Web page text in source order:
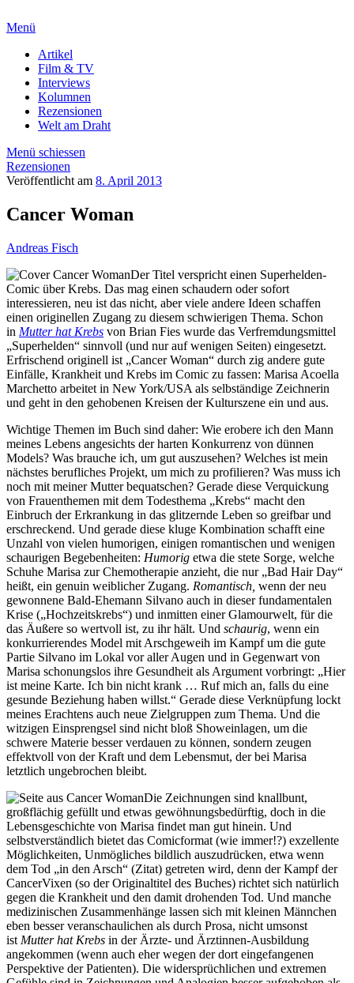
Menü
Artikel
Film & TV
Interviews
Kolumnen
Rezensionen
Welt am Draht
Menü schiessen
Rezensionen
Veröffentlicht am 8. April 2013
Cancer Woman
Andreas Fisch
Der Titel verspricht einen Superhelden-
Comic über Krebs. Das mag einen schaudern oder sofort
interessieren, neu ist das nicht, aber viele andere Ideen schaffen
einen originellen Zugang zu diesem schwierigen Thema. Schon
in Mutter hat Krebs von Brian Fies wurde das Verfremdungsmittel
„Superhelden“ sinnvoll (und nur auf wenigen Seiten) eingesetzt.
Erfrischend originell ist „Cancer Woman“ durch zig andere gute
Einfälle, Krankheit und Krebs im Comic zu fassen: Marisa Acoella
Marchetto arbeitet in New York/USA als selbständige Zeichnerin
und geht in den gehobenen Kreisen der Kulturszene ein und aus.
Wichtige Themen im Buch sind daher: Wie erobere ich den Mann
meines Lebens angesichts der harten Konkurrenz von dünnen
Models? Was brauche ich, um gut auszusehen? Welches ist mein
nächstes berufliches Projekt, um mich zu profilieren? Was muss ich
noch mit meiner Mutter bequatschen? Gerade diese Verquickung
von Frauenthemen mit dem Todesthema „Krebs“ macht den
Einbruch der Erkrankung in das glitzernde Leben so greifbar und
erschreckend. Und gerade diese kluge Kombination schafft eine
Unzahl von vielen humorigen, einigen romantischen und wenigen
schaurigen Begebenheiten: Humorig etwa die stete Sorge, welche
Schuhe Marisa zur Chemotherapie anzieht, die nur „Bad Hair Day“
heißt, ein genuin weiblicher Zugang. Romantisch, wenn der neu
gewonnene Bald-Ehemann Silvano auch in dieser fundamentalen
Krise („Hochzeitskrebs“) und inmitten einer Glamourwelt, für die
das Äußere so wertvoll ist, zu ihr hält. Und schaurig, wenn ein
konkurrierendes Model mit Arschgeweih im Kampf um die gute
Partie Silvano im Lokal vor aller Augen und in Gegenwart von
Marisa schonungslos ihre Gesundheit als Argument vorbringt: „Hier
ist meine Karte. Ich bin nicht krank … Ruf mich an, falls du eine
gesunde Beziehung haben willst.“ Gerade diese Verknüpfung lockt
meines Erachtens auch neue Zielgruppen zum Thema. Und die
witzigen Einsprengsel sind nicht bloß Showeinlagen, um die
schwere Materie besser verdauen zu können, sondern zeugen
effektvoll von der Kraft und dem Lebensmut, der bei Marisa
letztlich ungebrochen bleibt.
Die Zeichnungen sind knallbunt,
großflächig gefüllt und etwas gewöhnungsbedürftig, doch in die
Lebensgeschichte von Marisa findet man gut hinein. Und
selbstverständlich bietet das Comicformat (wie immer!?) exzellente
Möglichkeiten, Unmögliches bildlich auszudrücken, etwa wenn
dem Tod „in den Arsch“ (Zitat) getreten wird, denn der Kampf der
CancerVixen (so der Originaltitel des Buches) richtet sich natürlich
gegen die Krankheit und den damit drohenden Tod. Und manche
medizinischen Zusammenhänge lassen sich mit kleinen Männchen
eben besser veranschaulichen als durch Prosa, nicht umsonst
ist Mutter hat Krebs in der Ärzte- und Ärztinnen-Ausbildung
angekommen (wenn auch eher wegen der dort eingefangenen
Perspektive der Patienten). Die widersprüchlichen und extremen